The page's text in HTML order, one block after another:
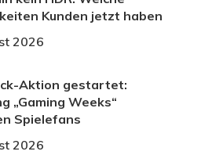
Kunden jetzt haben
2026
Aktion gestartet:
„Gaming Weeks“
Spielefans
2026